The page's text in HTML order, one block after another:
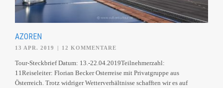
AZOREN
13 APR. 2019 | 12 KOMMENTARE
Tour-Steckbrief Datum: 13.-22.04.2019Teilnehmerzahl:
11Reiseleiter: Florian Becker Osterreise mit Privatgruppe aus
Österreich. Trotz widriger Wetterverhältnisse schafften wir es auf